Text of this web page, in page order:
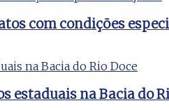
com condições
estaduais na Bacia do